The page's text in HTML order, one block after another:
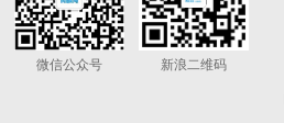
微信公众号 新浪二维码